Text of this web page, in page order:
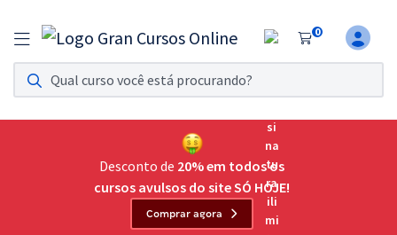
0
Assinatura Ilimitada 11
Acesso a todos os cursos. Teste grátis por 7 dias!
Assinatura OAB Até Passar
Acesso ilimitado a toda preparação para o Exame da
Residências Multiprofissionais
Desconto de 20% em todos os
cursos avulsos do site SÓ HOJE!
Comprar agora